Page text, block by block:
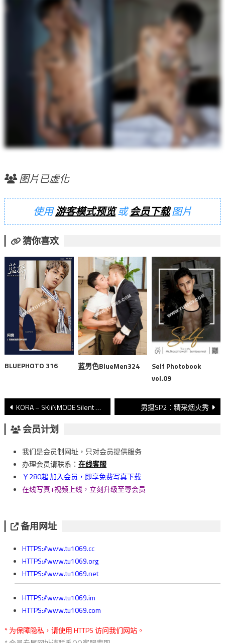
图片已虚化
使用游客模式预览或会员下载图片
猜你喜欢
BLUEPHOTO 316 蓝男色BlueMen324
Self Photobook
vol.09
文
章
導
覽
KORA – SKiiNMODE Silent Halloween 男摄SP2：精采烟火秀
会员计划
我们是会员制网址，只对会员提供服务
办理会员请联系： 在线客服
￥280起 加入会员，即享免费写真下载
在线写真+视频上线，立刻升级至尊会员
备用网址
HTTPS://www.tu1069.cc
HTTPS://www.tu1069.org
HTTPS://www.tu1069.net
HTTPS://www.tu1069.im
HTTPS://www.tu1069.com
* 为保障隐私，请使用 HTTPS 访问我们网站。